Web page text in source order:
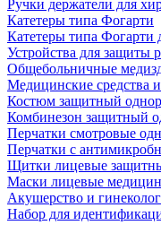
Ручки держатели для
Катетеры типа Фогарти
Катетеры типа Фогарти
Устройства для защиты
Общебольничные
Медицинские средства
Костюм защитный
Комбинезон защитный
Перчатки смотровые
Перчатки с
Щитки лицевые
Маски лицевые
Акушерство и
Набор для